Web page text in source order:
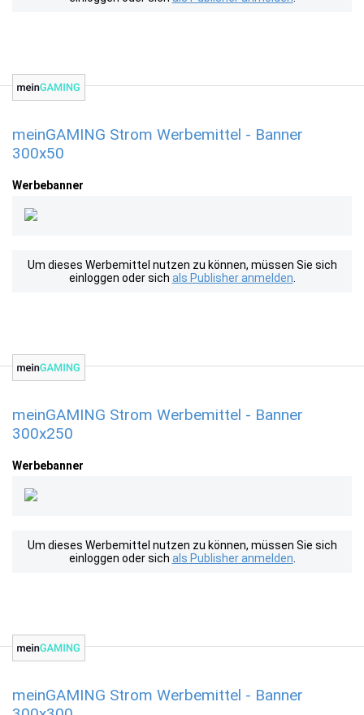
meinGAMING Strom Werbemittel - Banner
300x50
Werbebanner
Um dieses Werbemittel nutzen zu können, müssen Sie sich
einloggen oder sich als Publisher anmelden
meinGAMING Strom Werbemittel - Banner
300x250
Werbebanner
Um dieses Werbemittel nutzen zu können, müssen Sie sich
einloggen oder sich als Publisher anmelden
meinGAMING Strom Werbemittel - Banner